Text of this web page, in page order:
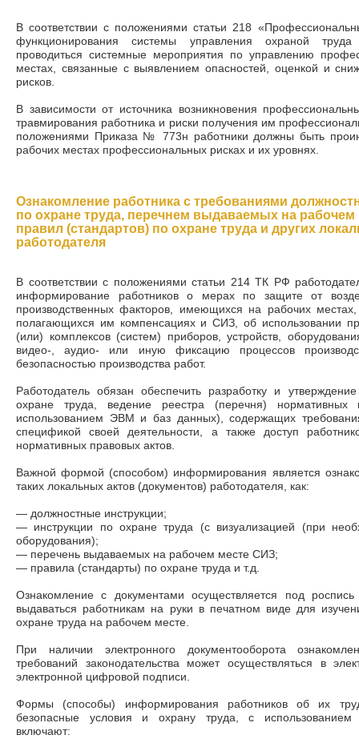
В соответствии с положениями статьи 218
функционирования системы управления охраной
проводиться системные мероприятия по управлению
местах, связанные с выявлением опасностей, оценкой и
рисков.
В зависимости от источника возникновения
травмирования работника и риски получения им
положениями Приказа № 773н работники должны быть
рабочих местах профессиональных рисках и их уровнях.
Ознакомление работника с требованиями
по охране труда, перечнем выдаваемых на
правил (стандартов) по охране труда и других
работодателя
В соответствии с положениями статьи 214 ТК РФ
информирование работников о мерах по защите от
производственных факторов, имеющихся на рабочих
полагающихся им компенсациях и СИЗ, об использовании
(или) комплексов (систем) приборов, устройств,
видео-, аудио- или иную фиксацию процессов
безопасностью производства работ.
Работодатель обязан обеспечить разработку и
охране труда, ведение реестра (перечня)
использованием ЭВМ и баз данных), содержащих
спецификой своей деятельности, а также доступ
нормативных правовых актов.
Важной формой (способом) информирования является
таких локальных актов (документов) работодателя, как:
— должностные инструкции;
— инструкции по охране труда (с визуализацией (при
оборудования);
— перечень выдаваемых на рабочем месте CИЗ;
— правила (стандарты) по охране труда и т.д.
Ознакомление с документами осуществляется под
выдаваться работникам на руки в печатном виде для
охране труда на рабочем месте.
При наличии электронного документооборота
требований законодательства может осуществляться в
электронной цифровой подписи.
Формы (способы) информирования работников об их
безопасные условия и охрану труда, с использованием
включают: